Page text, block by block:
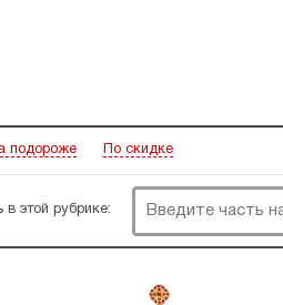
подороже По скидке
в этой рубрике: